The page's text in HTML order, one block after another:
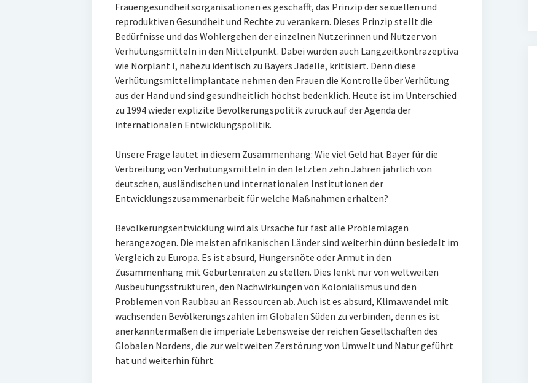
Frauengesundheitsorganisationen es geschafft, das Prinzip der sexuellen und
reproduktiven Gesundheit und Rechte zu verankern. Dieses Prinzip stellt die
Bedürfnisse und das Wohlergehen der einzelnen Nutzerinnen und Nutzer von
Verhütungsmitteln in den Mittelpunkt. Dabei wurden auch Langzeitkontrazeptiva
wie Norplant I, nahezu identisch zu Bayers Jadelle, kritisiert. Denn diese
Verhütungsmittelimplantate nehmen den Frauen die Kontrolle über Verhütung
aus der Hand und sind gesundheitlich höchst bedenklich. Heute ist im Unterschied
zu 1994 wieder explizite Bevölkerungspolitik zurück auf der Agenda der
internationalen Entwicklungspolitik.
Unsere Frage lautet in diesem Zusammenhang: Wie viel Geld hat Bayer für die
Verbreitung von Verhütungsmitteln in den letzten zehn Jahren jährlich von
deutschen, ausländischen und internationalen Institutionen der
Entwicklungszusammenarbeit für welche Maßnahmen erhalten?
Bevölkerungsentwicklung wird als Ursache für fast alle Problemlagen
herangezogen. Die meisten afrikanischen Länder sind weiterhin dünn besiedelt im
Vergleich zu Europa. Es ist absurd, Hungersnöte oder Armut in den
Zusammenhang mit Geburtenraten zu stellen. Dies lenkt nur von weltweiten
Ausbeutungsstrukturen, den Nachwirkungen von Kolonialismus und den
Problemen von Raubbau an Ressourcen ab. Auch ist es absurd, Klimawandel mit
wachsenden Bevölkerungszahlen im Globalen Süden zu verbinden, denn es ist
anerkanntermaßen die imperiale Lebensweise der reichen Gesellschaften des
Globalen Nordens, die zur weltweiten Zerstörung von Umwelt und Natur geführt
hat und weiterhin führt.